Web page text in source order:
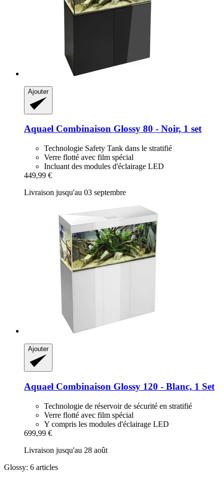
Ajouter
Aquael Combinaison Glossy 80 -​ Noir, 1 set
Technologie Safety Tank dans le stratifié
Verre flotté avec film spécial
Incluant des modules d'éclairage LED
449,99 €
Livraison jusqu'au 03 septembre
Ajouter
Aquael Combinaison Glossy 120 -​ Blanc, 1 Set
Technologie de réservoir de sécurité en stratifié
Verre flotté avec film spécial
Y compris les modules d'éclairage LED
699,99 €
Livraison jusqu'au 28 août
Glossy: 6 articles